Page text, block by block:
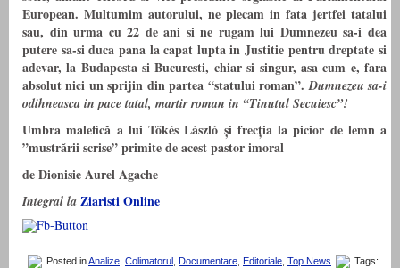
European. Multumim autorului, ne plecam in fata jertfei tatalui
sau, din urma cu 22 de ani si ne rugam lui Dumnezeu sa-i dea
putere sa-si duca pana la capat lupta in Justitie pentru dreptate si
adevar, la Budapesta si Bucuresti, chiar si singur, asa cum e, fara
absolut nici un sprijin din partea “statului roman”.Dumnezeu sa-i
odihneasca in pace tatal, martir roman in “Tinutul Secuiesc”!
Umbra malefică a lui Tőkés László și frecția la picior de lemn a
”mustrării scrise” primite de acest pastor imoral
de Dionisie Aurel Agache
Integral la Ziaristi Online
Posted inAnalize Colimatorul Documentare Editoriale Top News
Tags: